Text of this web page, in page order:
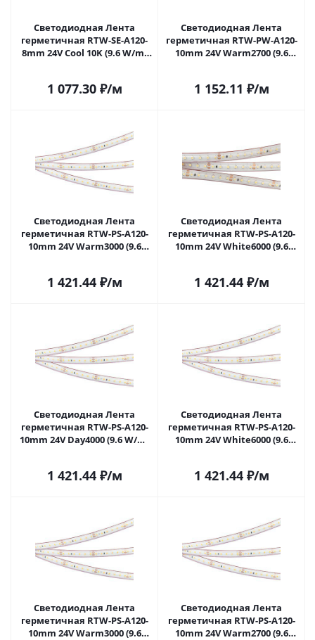
Светодиодная Лента
герметичная RTW-SE-A120-
8mm 24V Cool 10K (9.6 W/m,
Самаре
1 077.30₽/м
Светодиодная Лента
герметичная RTW-PW-A120-
10mm 24V Warm2700 (9.6
Самаре
1 152.11 ₽/м
Светодиодная Лента
герметичная RTW-PS-A120-
10mm 24V Warm3000 (9.6
Самаре
1 421.44₽/м
Светодиодная Лента
герметичная RTW-PS-A120-
10mm 24V White6000 (9.6
Самаре
1 421.44₽/м
Светодиодная Лента
герметичная RTW-PS-A120-
10mm 24V Day4000 (9.6 W/m,
Самаре
1 421.44₽/м
Светодиодная Лента
герметичная RTW-PS-A120-
10mm 24V White6000 (9.6
1 421.44₽/м
Светодиодная Лента
герметичная RTW-PS-A120-
10mm 24V Warm3000 (9.6
Светодиодная Лента
герметичная RTW-PS-A120-
10mm 24V Warm2700 (9.6